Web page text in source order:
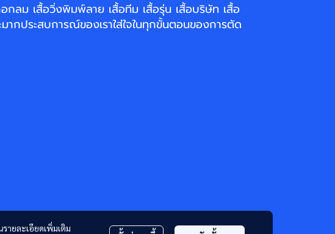
ายละเอียดเพิ่มเติม
กลม เสื้อวิ่งพิมพ์ลาย เสื้อทีม เสื้อรุ่น เสื้อบริษัท เสื้อ
ประสบการณ์ของเราใส่ใจในทุกขั้นตอนของการตัด